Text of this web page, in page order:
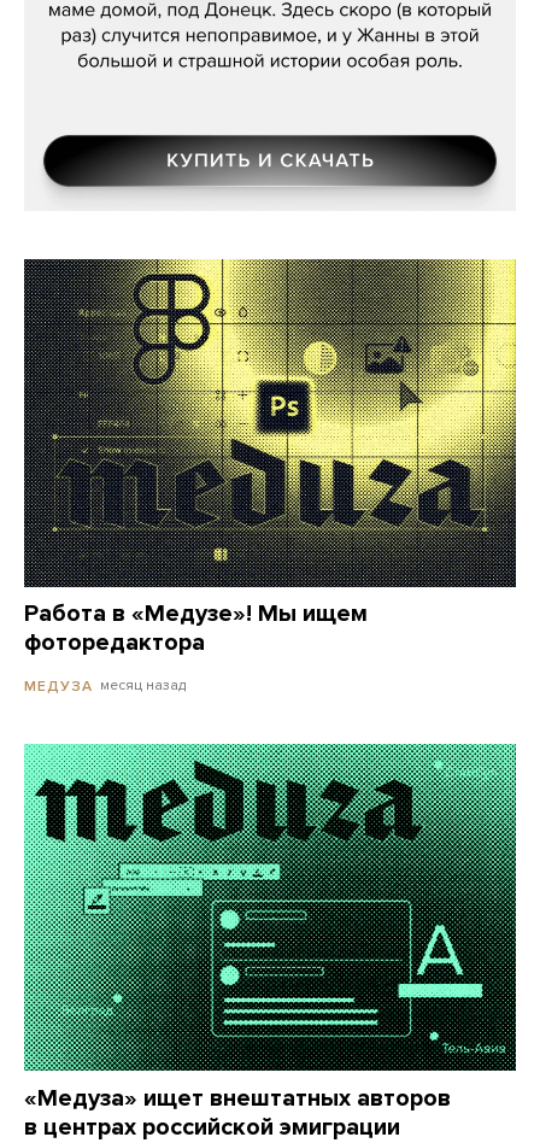
Работа в «Медузе»! Мы ищем
фоторедактора
МЕДУЗА месяц назад
«Медуза» ищет внештатных авторов
в центрах российской эмиграции